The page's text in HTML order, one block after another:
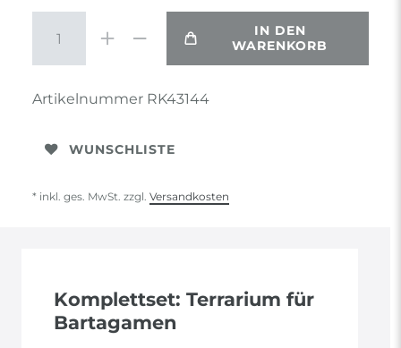
IN DEN
WARENKORB
Artikelnummer RK43144
WUNSCHLISTE
* inkl. ges. MwSt. zzgl. Versandkosten
Komplettset: Terrarium für
Bartagamen